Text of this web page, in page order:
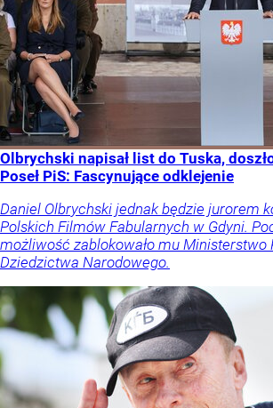
Olbrychski napisał list do Tuska,
Poseł PiS: Fascynujące odklejenie
Daniel Olbrychski jednak będzie jurorem
Polskich Filmów Fabularnych w Gdyni.
możliwość zablokowało mu Ministerstwo
Dziedzictwa Narodowego.